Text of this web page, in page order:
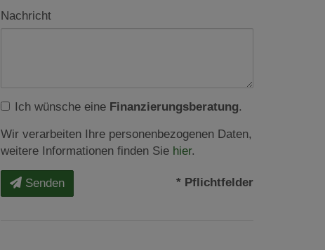
Nachricht
Ich wünsche eine Finanzierungsberatung.
Wir verarbeiten Ihre personenbezogenen Daten,
weitere Informationen finden Sie hier.
Senden * Pflichtfelder